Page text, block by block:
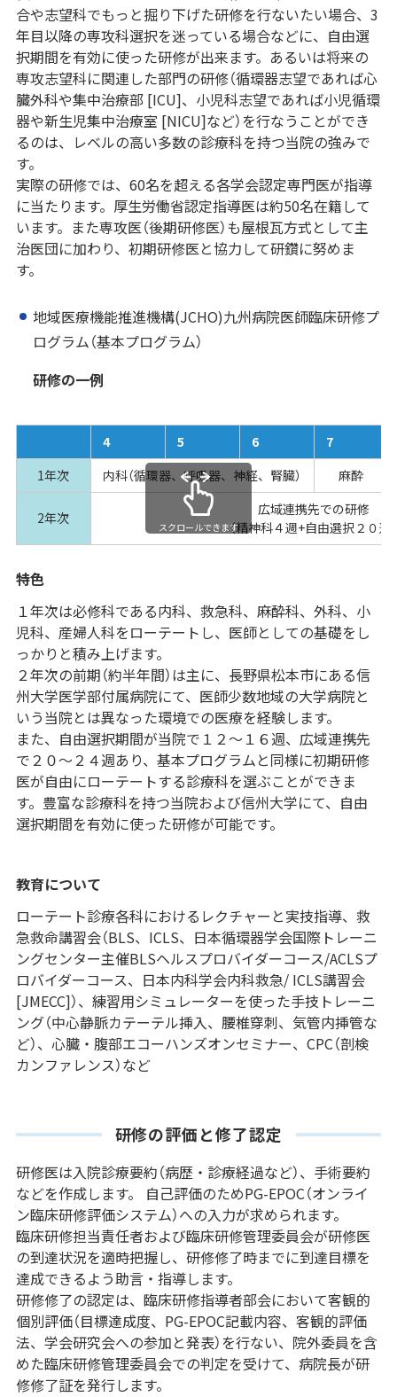
合や志望科でもっと掘り下げた研修を行ないたい場合、3
年目以降の専攻科選択を迷っている場合などに、自由選
択期間を有効に使った研修が出来ます。あるいは将来の
専攻志望科に関連した部門の研修（循環器志望であれば心
臓外科や集中治療部 [ICU]、小児科志望であれば小児循環
器や新生児集中治療室 [NICU]など）を行なうことができ
るのは、レベルの高い多数の診療科を持つ当院の強みで
す。
実際の研修では、60名を超える各学会認定専門医が指導
に当たります。厚生労働省認定指導医は約50名在籍して
います。また専攻医（後期研修医）も屋根瓦方式として主
治医団に加わり、初期研修医と協力して研鑽に努めま
す。
地域医療機能推進機構(JCHO)九州病院医師臨床研修プ
ログラム（基本プログラム）
研修の一例
4 5 6
7
1年次
内科（循環器、呼吸器、神経、腎臓） 麻酔
2年次
広域連携先での研修
（精神科４週+自由選択２０週
スクロールできます
特色
１年次は必修科である内科、救急科、麻酔科、外科、小
児科、産婦人科をローテートし、医師としての基礎をし
っかりと積み上げます。
２年次の前期（約半年間）は主に、長野県松本市にある信
州大学医学部付属病院にて、医師少数地域の大学病院と
いう当院とは異なった環境での医療を経験します。
また、自由選択期間が当院で１２～１６週、広域連携先
で２０～２４週あり、基本プログラムと同様に初期研修
医が自由にローテートする診療科を選ぶことができま
す。豊富な診療科を持つ当院および信州大学にて、自由
選択期間を有効に使った研修が可能です。
教育について
ローテート診療各科におけるレクチャーと実技指導、救
急救命講習会（BLS、ICLS、日本循環器学会国際トレーニ
ングセンター主催BLSヘルスプロバイダーコース/ACLSプ
ロバイダーコース、日本内科学会内科救急/ ICLS講習会
[JMECC]）、練習用シミュレーターを使った手技トレーニ
ング（中心静脈カテーテル挿入、腰椎穿刺、気管内挿管な
ど）、心臓・腹部エコーハンズオンセミナー、CPC（剖検
カンファレンス）など
研修の評価と修了認定
研修医は入院診療要約（病歴・診療経過など）、手術要約
などを作成します。 自己評価のためPG-EPOC（オンライ
ン臨床研修評価システム）への入力が求められます。
臨床研修担当責任者および臨床研修管理委員会が研修医
の到達状況を適時把握し、研修修了時までに到達目標を
達成できるよう助言・指導します。
研修修了の認定は、臨床研修指導者部会において客観的
個別評価（目標達成度、PG-EPOC記載内容、客観的評価
法、学会研究会への参加と発表）を行ない、院外委員を含
めた臨床研修管理委員会での判定を受けて、病院長が研
修修了証を発行します。